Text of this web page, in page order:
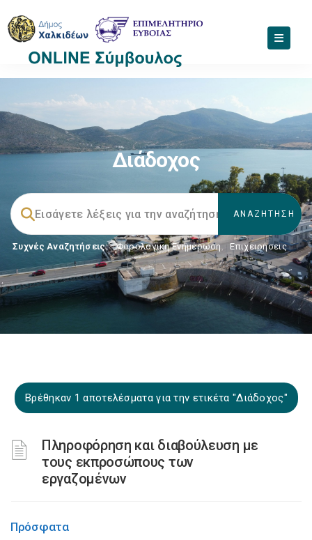
Διάδοχος
Συχνές Αναζητήσεις: Φορολογικη Ενημέρωση, Επιχειρήσεις
Βρέθηκαν 1 αποτελέσματα για την ετικέτα "Διάδοχος"
Πληροφόρηση και διαβούλευση με
τους εκπροσώπους των
εργαζομένων
Πρόσφατα